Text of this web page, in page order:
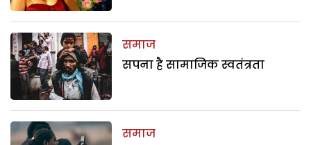
समाज
सपना है सामाजिक स्वतंत्रता
समाज